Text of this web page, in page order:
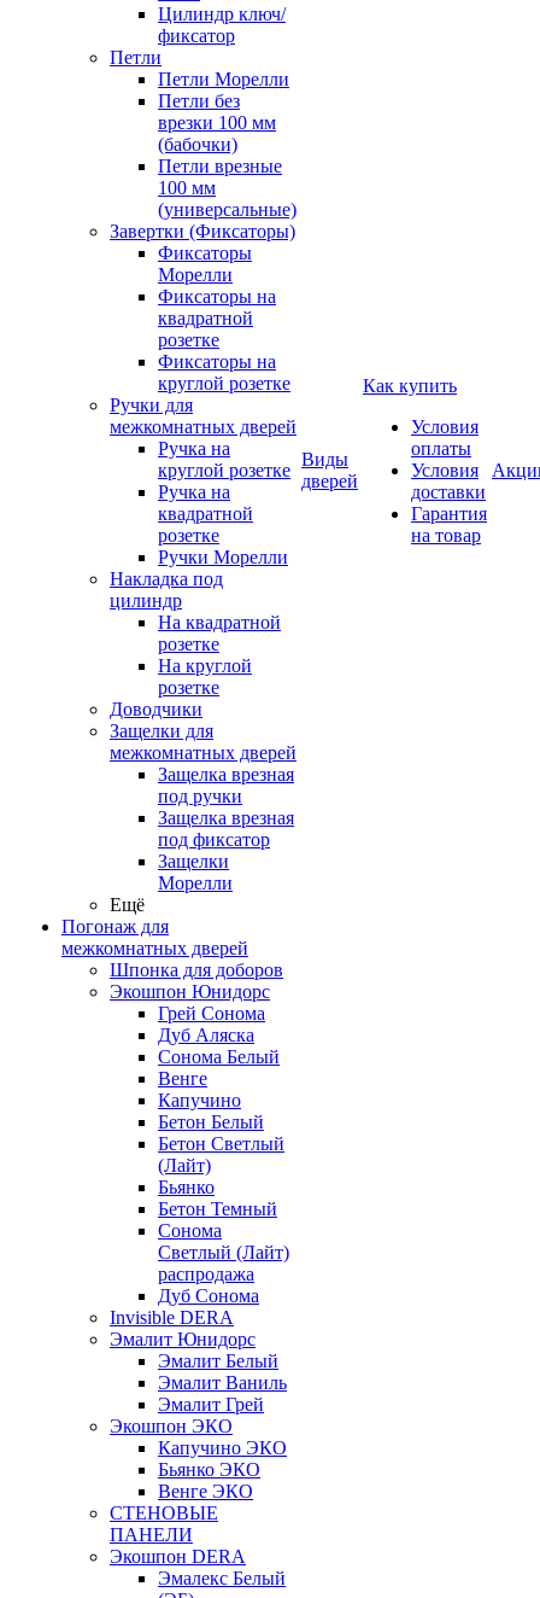
Цилиндр ключ/
фиксатор
Петли
Петли Морелли
Петли без
врезки 100 мм
(бабочки)
Петли врезные
100 мм
(универсальные)
Завертки (Фиксаторы)
Фиксаторы
Морелли
Фиксаторы на
квадратной
розетке
Фиксаторы на
круглой розетке
Ручки для
межкомнатных дверей
Ручка на
круглой розетке
Ручка на
квадратной
розетке
Ручки Морелли
Накладка под
цилиндр
На квадратной
розетке
На круглой
розетке
Доводчики
Защелки для
межкомнатных дверей
Защелка врезная
под ручки
Защелка врезная
под фиксатор
Защелки
Морелли
Ещё
Погонаж для
межкомнатных дверей
Шпонка для доборов
Экошпон Юнидорс
Грей Сонома
Дуб Аляска
Сонома Белый
Венге
Капучино
Бетон Белый
Бетон Светлый
(Лайт)
Бьянко
Бетон Темный
Сонома
Светлый (Лайт)
распродажа
Дуб Сонома
Invisible DERA
Эмалит Юнидорс
Эмалит Белый
Эмалит Ваниль
Эмалит Грей
Экошпон ЭКО
Капучино ЭКО
Бьянко ЭКО
Венге ЭКО
СТЕНОВЫЕ
ПАНЕЛИ
Экошпон DERA
Эмалекс Белый
Виды
дверей
Как купить
Условия
оплаты
Условия
доставки
Гарантия
на товар